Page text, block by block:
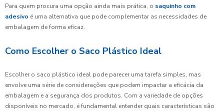
Para quem procura uma opção ainda mais prática, o saquinho com
adesivo é uma alternativa que pode complementar as necessidades de
embalagem de forma eficaz.
Como Escolher o Saco Plástico Ideal
Escolher o saco plástico ideal pode parecer uma tarefa simples, mas
envolve uma série de considerações que podem impactar a eficácia da
embalagem e a segurança dos produtos. Com a variedade de opções
disponíveis no mercado, é fundamental entender quais características são